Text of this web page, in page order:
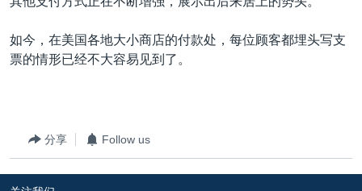
如今，在美国各地大小商店的付款处，每位顾客都埋头写支
票的情形已经不大容易见到了。
分享 Follow us